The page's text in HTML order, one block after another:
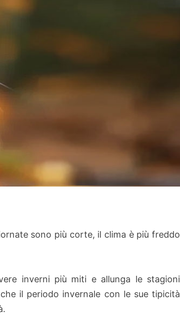
sono più corte, il clima è più freddo
inverni più miti e allunga le stagioni
il periodo invernale con le sue tipicità